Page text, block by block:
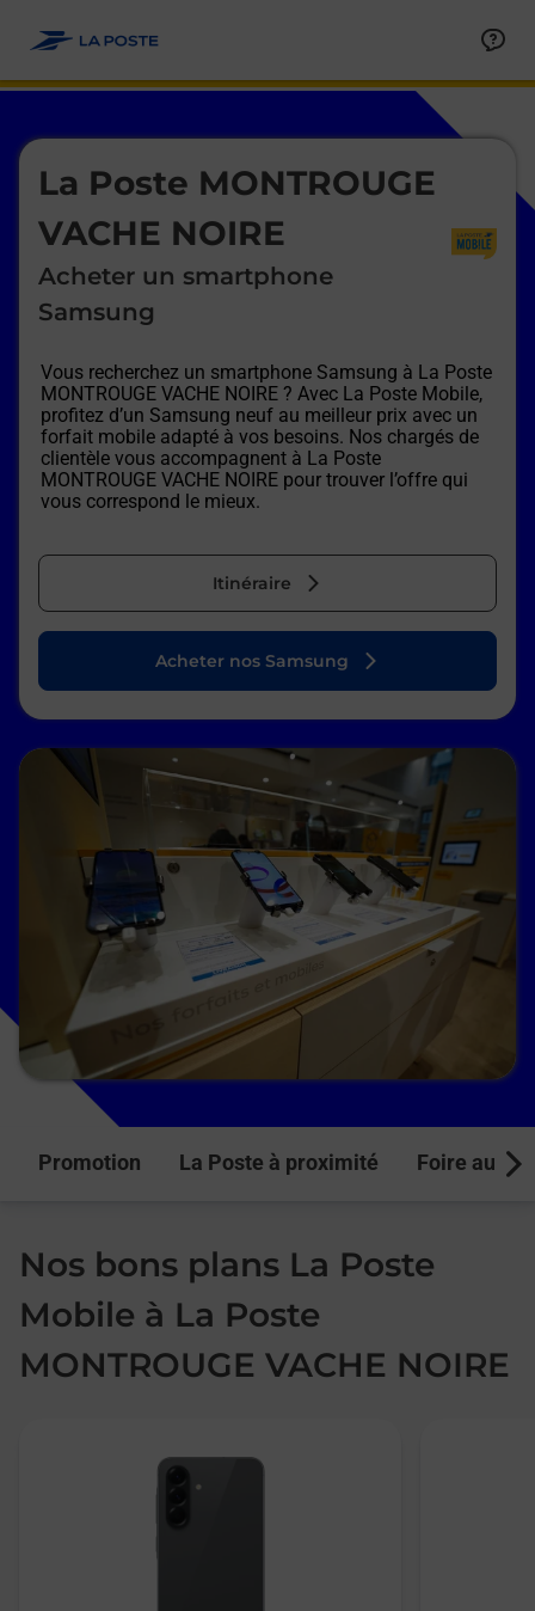
La Poste MONTROUGE
VACHE NOIRE
Acheter un smartphone
Samsung
Vous recherchez un smartphone Samsung à La Poste
MONTROUGE VACHE NOIRE ? Avec La Poste Mobile,
profitez d’un Samsung neuf au meilleur prix avec un
forfait mobile adapté à vos besoins. Nos chargés de
clientèle vous accompagnent à La Poste
MONTROUGE VACHE NOIRE pour trouver l’offre qui
vous correspond le mieux.
Itinéraire
Le lien s'ouvre dans un nouvel onglet
Acheter nos Samsung
Promotion La Poste à proximité Foire aux
Nos bons plans La Poste
Mobile à La Poste
MONTROUGE VACHE NOIRE